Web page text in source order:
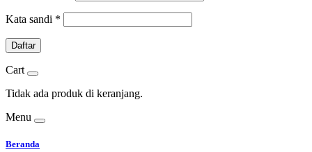
Kata sandi *
Daftar
Cart
Tidak ada produk di keranjang.
Menu
Beranda